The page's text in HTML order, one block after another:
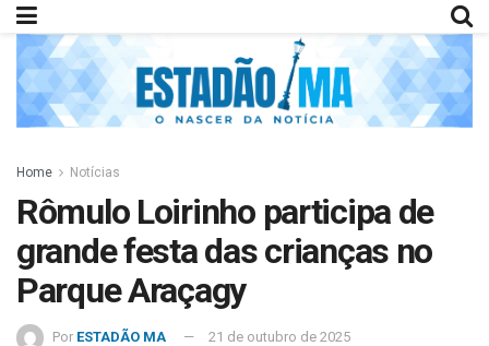
Home Notícias
Rômulo Loirinho participa de
grande festa das crianças no
Parque Araçagy
Por ESTADÃO MA 21 de outubro de 2025